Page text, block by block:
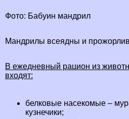
Фото: Бабуин мaндрил
Maндрилы всеядны и
В ежедневный рацион из
входят:
белковые насекомые –
кузнечики;